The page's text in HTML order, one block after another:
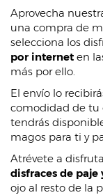
Aprovecha
una compra de
selecciona los
por internet en
más por ello.
El envío lo
comodidad de tu
tendrás
magos para ti y
Atrévete a
disfraces de paje
ojo al resto de la